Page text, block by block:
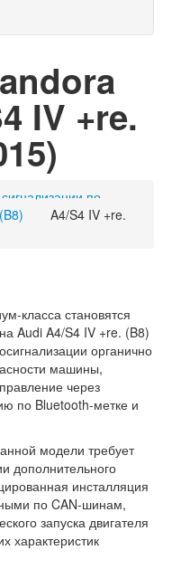
IV +re.
по
A4/S4 IV +re.
класса становятся
Audi A4/S4 IV +re. (B8)
органично
машины,
через
по Bluetooth-метке и
модели требует
дополнительного
инсталляция
по CAN-шинам,
запуска двигателя
характеристик